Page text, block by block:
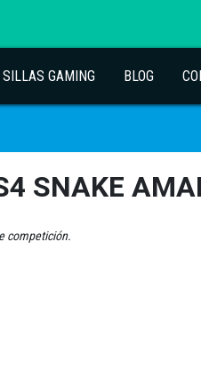
SILLAS GAMING BLOG
SNAKE
competición.